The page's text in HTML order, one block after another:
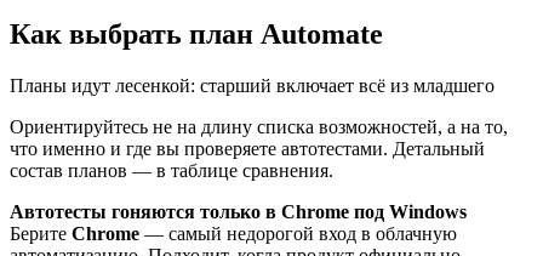
Как выбрать план Automate
Планы идут лесенкой: старший включает всё из младшего
Ориентируйтесь не на длину списка возможностей, а на то,
что именно и где вы проверяете автотестами. Детальный
состав планов — в таблице сравнения.
Автотесты гоняются только в Chrome под Windows
Берите Chrome — самый недорогой вход в облачную